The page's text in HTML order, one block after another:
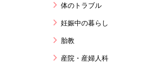
体のトラブル
妊娠中の暮らし
胎教
産院・産婦人科